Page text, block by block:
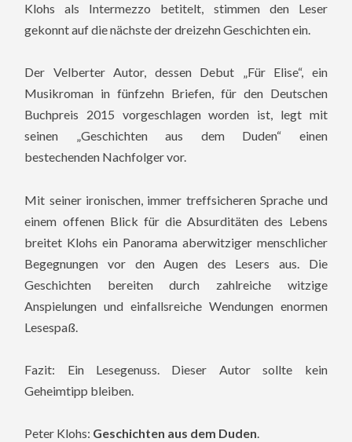
Klohs als Intermezzo betitelt, stimmen den Leser
gekonnt auf die nächste der dreizehn Geschichten ein.
Der Velberter Autor, dessen Debut „Für Elise“, ein
Musikroman in fünfzehn Briefen, für den Deutschen
Buchpreis 2015 vorgeschlagen worden ist, legt mit
seinen „Geschichten aus dem Duden“ einen
bestechenden Nachfolger vor.
Mit seiner ironischen, immer treffsicheren Sprache und
einem offenen Blick für die Absurditäten des Lebens
breitet Klohs ein Panorama aberwitziger menschlicher
Begegnungen vor den Augen des Lesers aus. Die
Geschichten bereiten durch zahlreiche witzige
Anspielungen und einfallsreiche Wendungen enormen
Lesespaß.
Fazit: Ein Lesegenuss. Dieser Autor sollte kein
Geheimtipp bleiben.
Peter Klohs: Geschichten aus dem Duden.